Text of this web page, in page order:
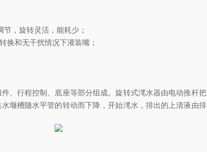
，旋转灵活，能耗少；
换和无干扰情况下灌装嘴；
、行程控制、底座等部分组成。旋转式滗水器由电动推杆
堰槽随水平管的转动而下降，开始滗水，排出的上清液由